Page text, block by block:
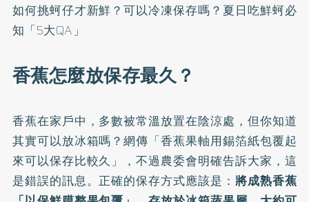
如何挑蚵仔才新鮮？可以冷凍保存嗎？夏日吃鮮蚵必
知「5大QA」
香蕉怎麼放保存最久？
香蕉在家戶中，多數被常溫放置在陰涼處，但你知道
其實可以放冰箱嗎？網傳「香蕉果軸用錫箔紙包覆起
來可以保存比較久」，不過農委會明確告訴大家，這
是錯誤的訊息。正確的保存方式應該是： 將成熟香蕉